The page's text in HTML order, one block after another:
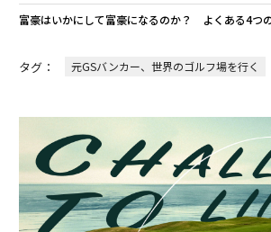
富豪はいかにして富豪になるのか？ よくある4つ
タグ： 元GSバンカー、世界のゴルフ場を行く